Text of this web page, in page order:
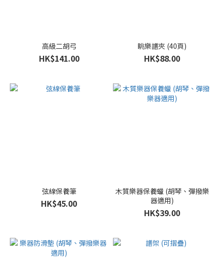
高級二胡弓
HK$141.00
眺樂譜夾 (40頁)
HK$88.00
弦線保養筆
HK$45.00
木質樂器保養蠟 (胡琴、彈撥樂
器適用)
HK$39.00